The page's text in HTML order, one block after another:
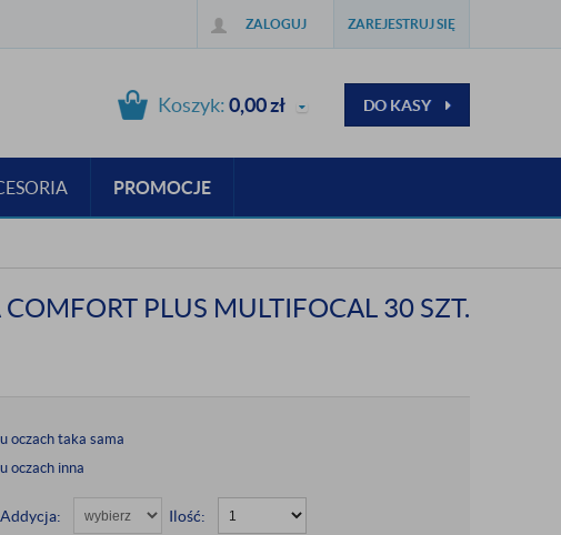
ZALOGUJ ZAREJESTRUJ SIĘ
Koszyk:0,00zł DO KASY
PROMOCJE
PLUS MULTIFOCAL 30 SZT.
oczach taka sama
oczach inna
Addycja: Ilość: